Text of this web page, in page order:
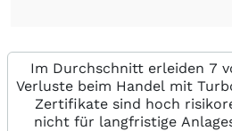
Im Durchschnitt erleiden 7
Verluste beim Handel mit
Zertifikate sind hoch
nicht für langfristige